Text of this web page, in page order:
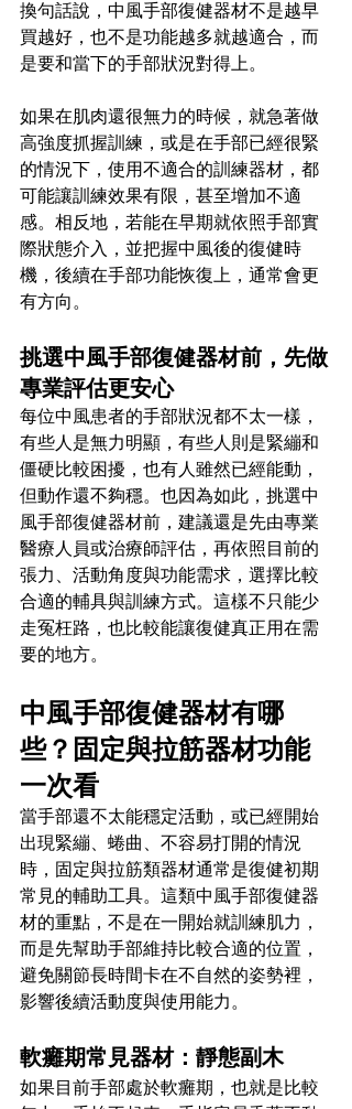
換句話說，中風手部復健器材不是越早
買越好，也不是功能越多就越適合，而
是要和當下的手部狀況對得上。
如果在肌肉還很無力的時候，就急著做
高強度抓握訓練，或是在手部已經很緊
的情況下，使用不適合的訓練器材，都
可能讓訓練效果有限，甚至增加不適
感。相反地，若能在早期就依照手部實
際狀態介入，並把握中風後的復健時
機，後續在手部功能恢復上，通常會更
有方向。
挑選中風手部復健器材前，先做
專業評估更安心
每位中風患者的手部狀況都不太一樣，
有些人是無力明顯，有些人則是緊繃和
僵硬比較困擾，也有人雖然已經能動，
但動作還不夠穩。也因為如此，挑選中
風手部復健器材前，建議還是先由專業
醫療人員或治療師評估，再依照目前的
張力、活動角度與功能需求，選擇比較
合適的輔具與訓練方式。這樣不只能少
走冤枉路，也比較能讓復健真正用在需
要的地方。
中風手部復健器材有哪
些？固定與拉筋器材功能
一次看
當手部還不太能穩定活動，或已經開始
出現緊繃、蜷曲、不容易打開的情況
時，固定與拉筋類器材通常是復健初期
常見的輔助工具。這類中風手部復健器
材的重點，不是在一開始就訓練肌力，
而是先幫助手部維持比較合適的位置，
避免關節長時間卡在不自然的姿勢裡，
影響後續活動度與使用能力。
軟癱期常見器材：靜態副木
如果目前手部處於軟癱期，也就是比較